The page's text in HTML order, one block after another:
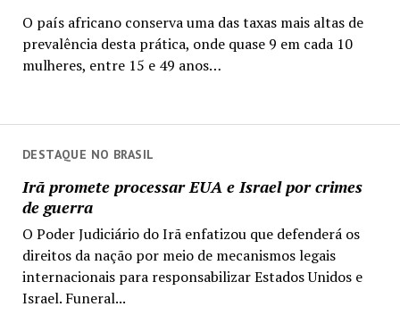
DESTAQUE NO BRASIL
Irã promete processar EUA e Israel por crimes
de guerra
O Poder Judiciário do Irã enfatizou que defenderá os
direitos da nação por meio de mecanismos legais
internacionais para responsabilizar Estados Unidos e
Israel. Funeral...
O país africano conserva uma das taxas mais altas de
prevalência desta prática, onde quase 9 em cada 10
mulheres, entre 15 e 49 anos…